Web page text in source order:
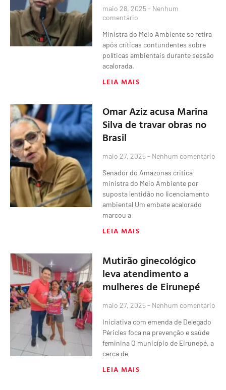
maio 28, 2025 Nenhum
comentário
Ministra do Meio Ambiente se retira
após críticas contundentes sobre
políticas ambientais durante sessão
acalorada.
LEIA MAIS
Omar Aziz acusa Marina
Silva de travar obras no
Brasil
maio 27, 2025 Nenhum comentário
Senador do Amazonas critica
ministra do Meio Ambiente por
suposta lentidão no licenciamento
ambiental Um embate acalorado
marcou a
LEIA MAIS
Mutirão ginecológico
leva atendimento a
mulheres de Eirunepé
maio 27, 2025 Nenhum comentário
Iniciativa com emenda de Delegado
Péricles foca na prevenção e saúde
feminina O município de Eirunepé, a
cerca de
LEIA MAIS